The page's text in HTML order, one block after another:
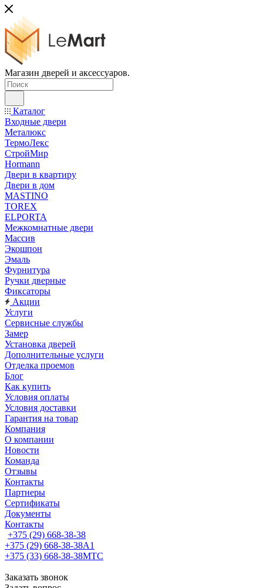
Магазин дверей и аксессуаров.
Каталог
Входные двери
Металюкс
ТермоЛекс
СтройМир
Hormann
Двери в квартиру
Двери в дом
MASTINO
TOREX
ELPORTA
Межкомнатные двери
Массив
Экошпон
Эмаль
Фурнитура
Ручки дверные
Фиксаторы
Акции
Услуги
Сервисные службы
Замер
Установка дверей
Дополнительные услуги
Отделка проемов
Блог
Как купить
Условия оплаты
Условия доставки
Гарантия на товар
Компания
О компании
Новости
Команда
Отзывы
Контакты
Партнеры
Сертификаты
Документы
Контакты
+375 (29) 668-38-38
+375 (29) 668-38-38A1
+375 (33) 668-38-38МТС
Заказать звонок